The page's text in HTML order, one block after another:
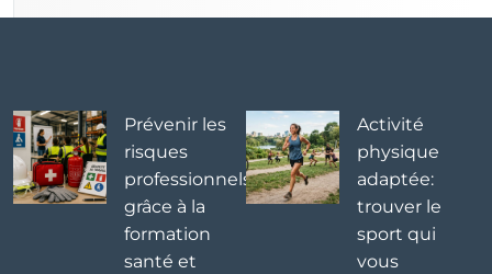
e:
x
Prévenir les
risques
professionnels
grâce à la
formation
santé et
Activité
physique
adaptée:
trouver le
sport qui
vous